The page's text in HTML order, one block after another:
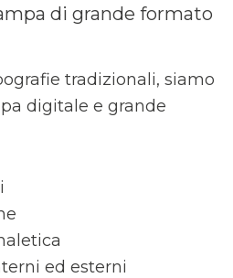
di grande formato
tradizionali, siamo
digitale e grande
ed esterni